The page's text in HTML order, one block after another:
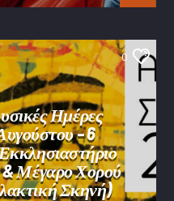
0
Ημέρες
– 6
Μέγαρο Χορού
Σκηνή)